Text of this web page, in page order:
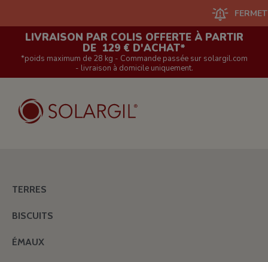
FERMETURE
LIVRAISON PAR COLIS OFFERTE À PARTIR
DE 129 € D'ACHAT*
*poids maximum de 28 kg - Commande passée sur solargil.com
- livraison à domicile uniquement.
TERRES
BISCUITS
ÉMAUX